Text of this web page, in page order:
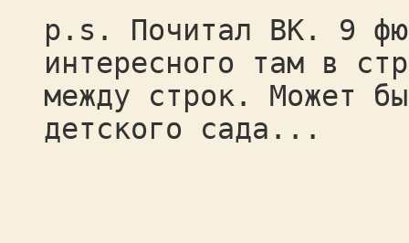
p.s. Почитал ВК. 9
интересного там в
между строк. Может
детского сада...